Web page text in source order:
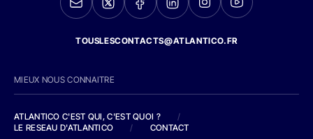
TOUSLESCONTACTS@ATLANTICO.FR
MIEUX NOUS CONNAITRE
ATLANTICO C'EST QUI, C'EST QUOI ?
/
LE RESEAU D'ATLANTICO
/ CONTACT